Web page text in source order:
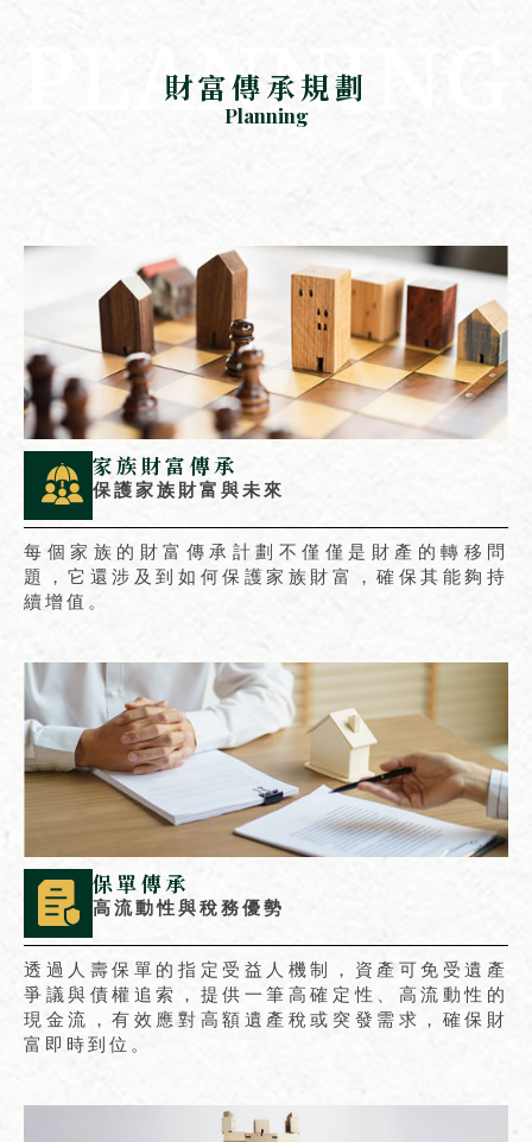
財富傳承規劃
Planning
家族財富傳承
保護家族財富與未來
每個家族的財富傳承計劃不僅僅是財產的轉移問
題，它還涉及到如何保護家族財富，確保其能夠持
續增值。
保單傳承
高流動性與稅務優勢
透過人壽保單的指定受益人機制，資產可免受遺產
爭議與債權追索，提供一筆高確定性、高流動性的
現金流，有效應對高額遺產稅或突發需求，確保財
富即時到位。